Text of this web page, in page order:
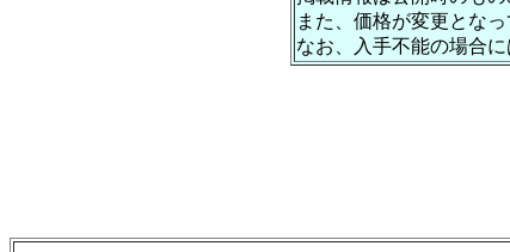
また、価格が変更とな
なお、入手不能の場合